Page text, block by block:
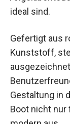
Bootstouren
Gefertigt aus
Kunststoff,
Gestaltung in
Boot nicht nur
modern aus.